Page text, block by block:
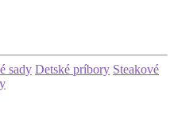
sady Detské príbory Steakové